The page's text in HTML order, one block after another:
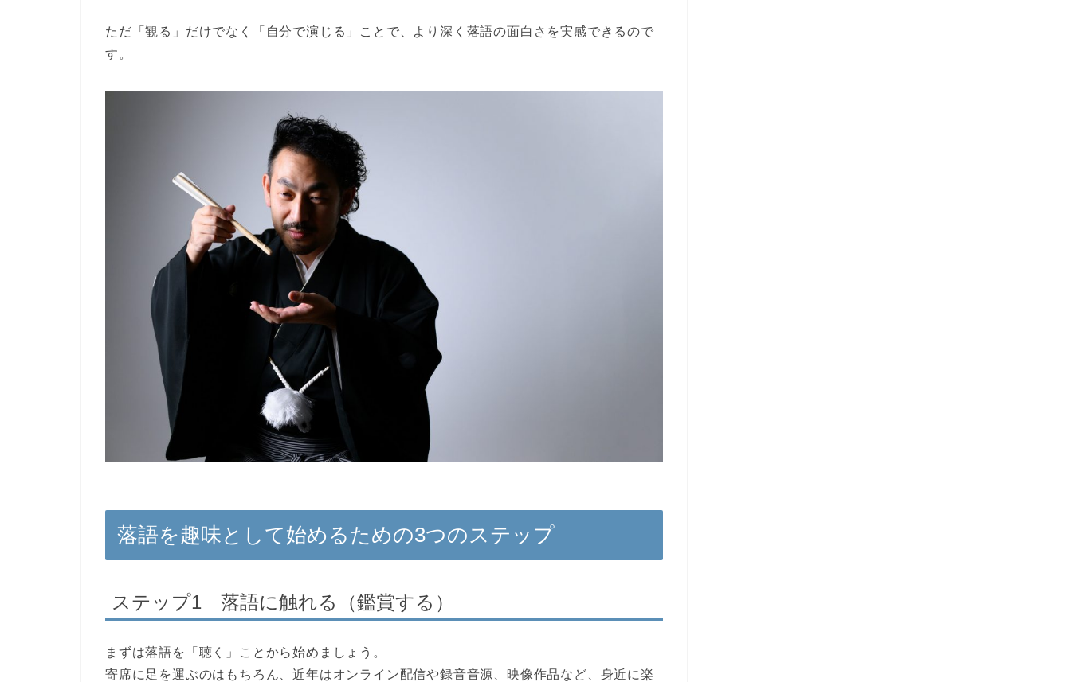
ただ「観る」だけでなく「自分で演じる」ことで、より深く落語の面白さを実感できるので
す。
落語を趣味として始めるための3つのステップ
ステップ1 落語に触れる（鑑賞する）
まずは落語を「聴く」ことから始めましょう。
寄席に足を運ぶのはもちろん、近年はオンライン配信や録音音源、映像作品など、身近に楽